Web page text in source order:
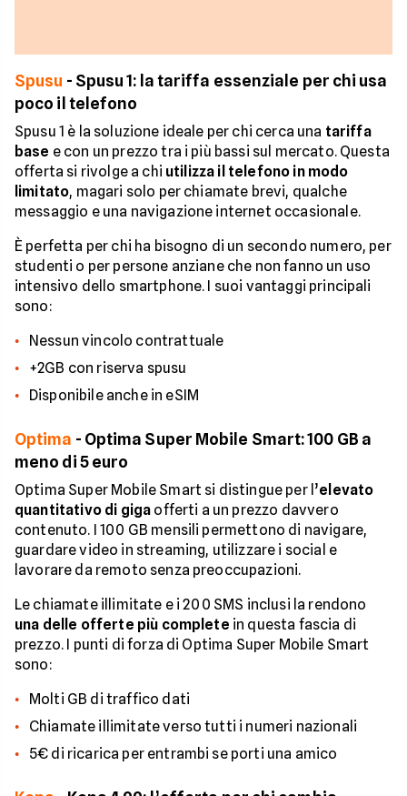
Spusu - Spusu 1: la tariffa essenziale per chi usa
poco il telefono
Spusu 1 è la soluzione ideale per chi cerca una tariffa
base e con un prezzo tra i più bassi sul mercato. Questa
offerta si rivolge a chi utilizza il telefono in modo
limitato, magari solo per chiamate brevi, qualche
messaggio e una navigazione internet occasionale.
È perfetta per chi ha bisogno di un secondo numero, per
studenti o per persone anziane che non fanno un uso
intensivo dello smartphone. I suoi vantaggi principali
sono:
Nessun vincolo contrattuale
+2GB con riserva spusu
Disponibile anche in eSIM
Optima - Optima Super Mobile Smart: 100 GB a
meno di 5 euro
Optima Super Mobile Smart si distingue per l’elevato
quantitativo di giga offerti a un prezzo davvero
contenuto. I 100 GB mensili permettono di navigare,
guardare video in streaming, utilizzare i social e
lavorare da remoto senza preoccupazioni.
Le chiamate illimitate e i 200 SMS inclusi la rendono
una delle offerte più complete in questa fascia di
prezzo. I punti di forza di Optima Super Mobile Smart
sono:
Molti GB di traffico dati
Chiamate illimitate verso tutti i numeri nazionali
5€ di ricarica per entrambi se porti una amico